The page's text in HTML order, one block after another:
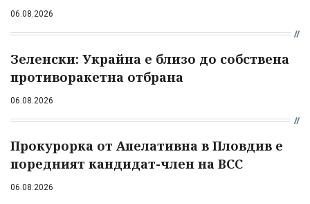
06.08.2026
Зеленски: Украйна е близо до собствена
противоракетна отбрана
06.08.2026
Прокурорка от Апелативна в Пловдив е
поредният кандидат-член на ВСС
06.08.2026